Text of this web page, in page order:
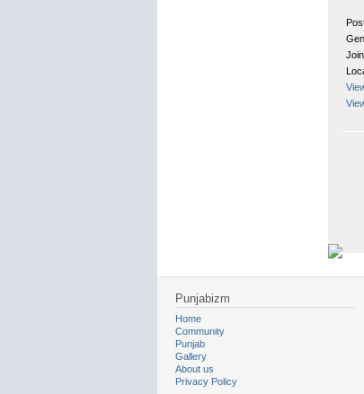
Punjabizm
Home
Community
Punjab
Gallery
About us
Privacy Policy